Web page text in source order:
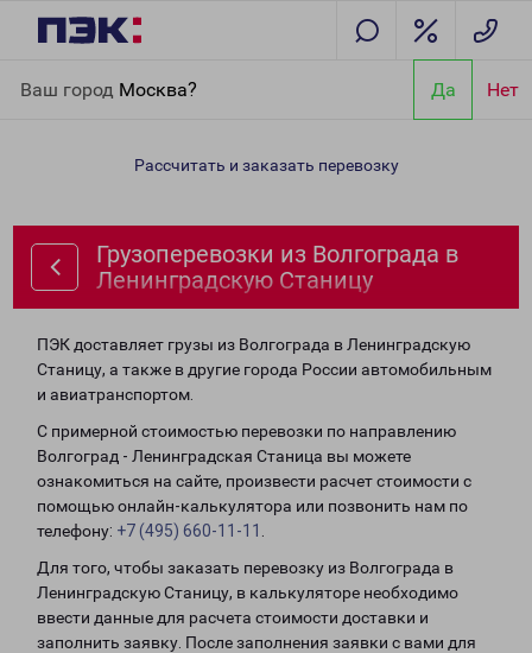
Ваш город Москва? Да Нет
Ленинградскую Станицу
Рассчитать и заказать перевозку
Грузоперевозки из Волгограда в
Ленинградскую Станицу
ПЭК доставляет грузы из Волгограда в Ленинградскую
Станицу, а также в другие города России автомобильным
и авиатранспортом.
С примерной стоимостью перевозки по направлению
Волгоград - Ленинградская Станица вы можете
ознакомиться на сайте, произвести расчет стоимости с
помощью онлайн-калькулятора или позвонить нам по
телефону: +7 (495) 660-11-11
Для того, чтобы заказать перевозку из Волгограда в
Ленинградскую Станицу, в калькуляторе необходимо
ввести данные для расчета стоимости доставки и
заполнить заявку. После заполнения заявки с вами для